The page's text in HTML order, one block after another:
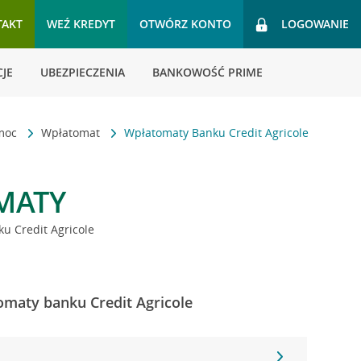
WEŹ KREDYT OTWÓRZ KONTO LOGOWANIE
UBEZPIECZENIA BANKOWOŚĆ PRIME
Wpłatomat Wpłatomaty Banku Credit Agricole
Credit Agricole
banku Credit Agricole